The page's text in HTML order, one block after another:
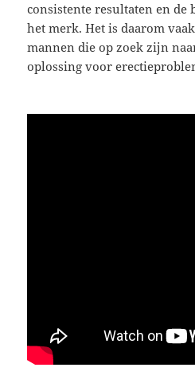
consistente resultaten en
het merk. Het is daarom
mannen die op zoek zijn
oplossing voor